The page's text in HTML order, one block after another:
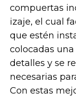
compuertas
izaje, el cual
que estén
colocadas
detalles y se
necesarias
Con estas